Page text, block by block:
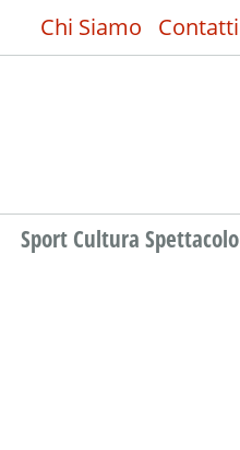
Chi Siamo Contatti
Sport Cultura Spettacolo